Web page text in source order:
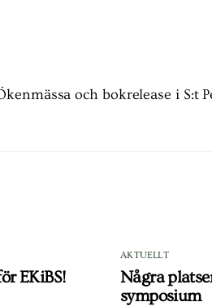
och bokrelease i S:t
EKiBS!
AKTUELLT
Några
symposium